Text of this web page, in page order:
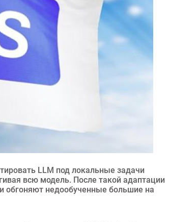
LLM под локальные задачи
всю модель. После такой адаптации
обгоняют недообученные большие на